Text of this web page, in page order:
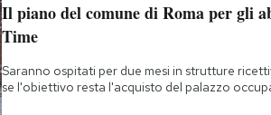
Il piano del comune di Roma per gli
Time
Saranno ospitati per due mesi in strutture
se l'obiettivo resta l'acquisto del palazzo